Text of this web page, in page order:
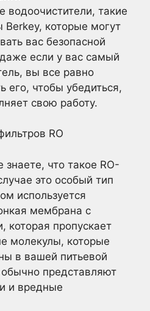
водоочистители, такие
Berkey, которые могут
вас безопасной
если у вас самый
вы все равно
его, чтобы убедиться,
свою работу.
RO
что такое RO-
это особый тип
используется
мембрана с
пропускает
молекулы, которые
в вашей питьевой
представляют
и вредные